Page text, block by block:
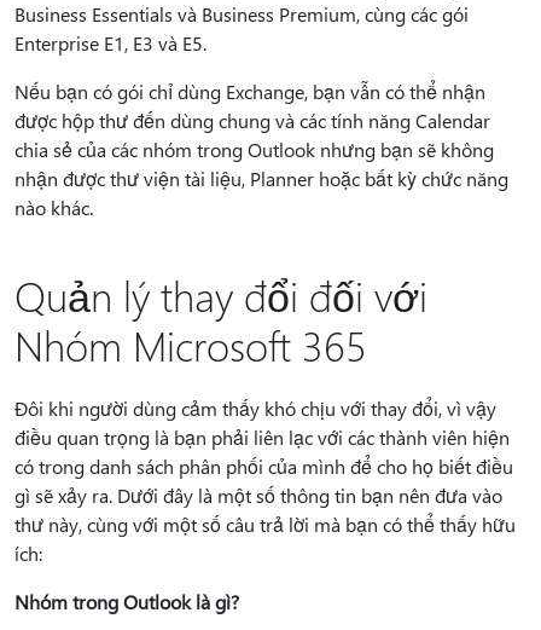
Business Essentials và Business Premium, cùng các gói
Enterprise E1, E3 và E5.
Nếu bạn có gói chỉ dùng Exchange, bạn vẫn có thể nhận
được hộp thư đến dùng chung và các tính năng Calendar
chia sẻ của các nhóm trong Outlook nhưng bạn sẽ không
nhận được thư viện tài liệu, Planner hoặc bất kỳ chức năng
nào khác.
Quản lý thay đổi đối với
Nhóm Microsoft 365
Đôi khi người dùng cảm thấy khó chịu với thay đổi, vì vậy
điều quan trọng là bạn phải liên lạc với các thành viên hiện
có trong danh sách phân phối của mình để cho họ biết điều
gì sẽ xảy ra. Dưới đây là một số thông tin bạn nên đưa vào
thư này, cùng với một số câu trả lời mà bạn có thể thấy hữu
ích:
Nhóm trong Outlook là gì?